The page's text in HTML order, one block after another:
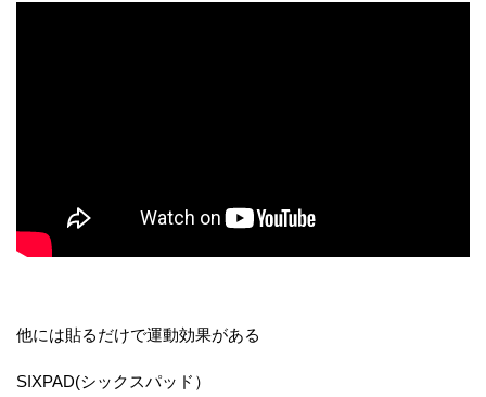
他には貼るだけで運動効果がある
SIXPAD(シックスパッド）